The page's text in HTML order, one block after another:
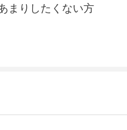
まりしたくない方